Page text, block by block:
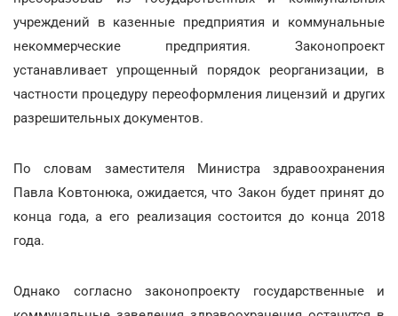
учреждений в казенные предприятия и коммунальные
некоммерческие предприятия. Законопроект
устанавливает упрощенный порядок реорганизации, в
частности процедуру переоформления лицензий и других
разрешительных документов.
По словам заместителя Министра здравоохранения
Павла Ковтонюка, ожидается, что Закон будет принят до
конца года, а его реализация состоится до конца 2018
года.
Однако согласно законопроекту государственные и